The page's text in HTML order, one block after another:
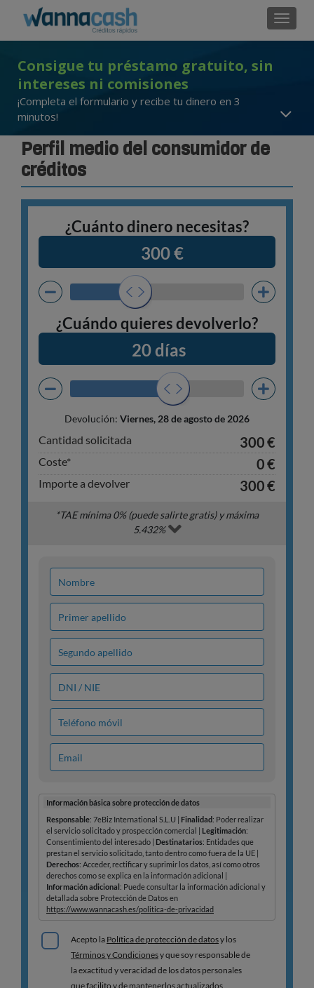
Consigue tu préstamo gratuito, sin
intereses ni comisiones
¡Completa el formulario y recibe tu dinero en 3
minutos!
Perfil medio del consumidor de
créditos